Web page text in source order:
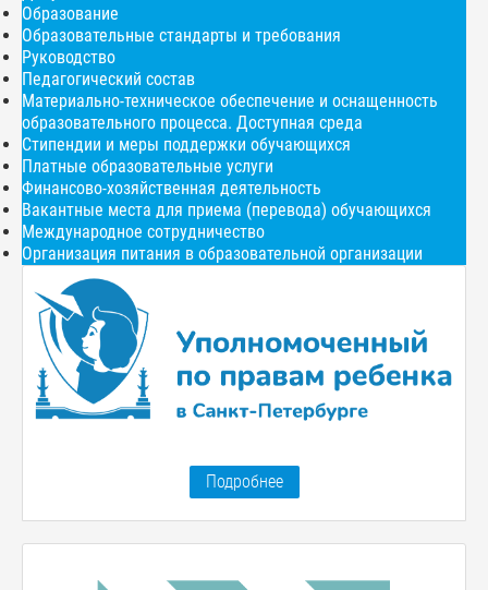
Образование
Образовательные стандарты и требования
Руководство
Педагогический состав
Материально-техническое обеспечение и оснащенность
образовательного процесса. Доступная среда
Стипендии и меры поддержки обучающихся
Платные образовательные услуги
Финансово-хозяйственная деятельность
Вакантные места для приема (перевода) обучающихся
Международное сотрудничество
Организация питания в образовательной организации
Подробнее